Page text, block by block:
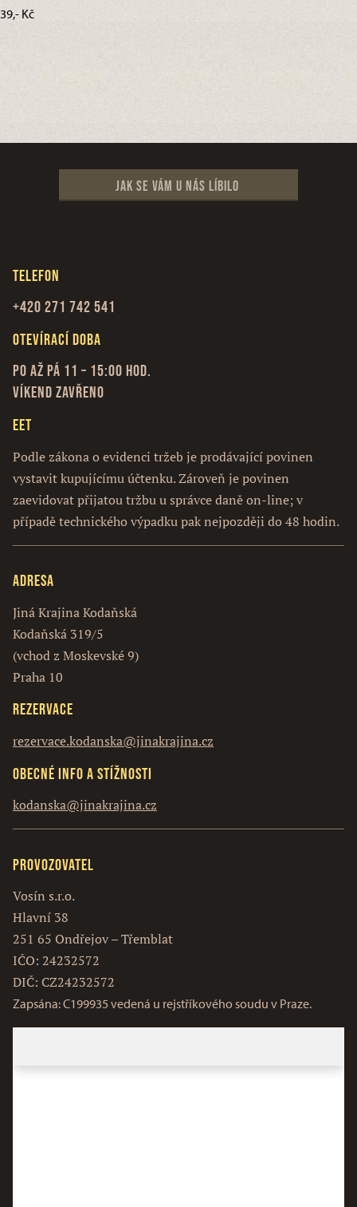
39,- Kč
Jak se vám u nás líbilo
Telefon
+420 271 742 541
Otevírací doba
Po až Pá 11 – 15:00 hod.
Víkend zavřeno
EET
Podle zákona o evidenci tržeb je prodávající povinen
vystavit kupujícímu účtenku. Zároveň je povinen
zaevidovat přijatou tržbu u správce daně on-line; v
případě technického výpadku pak nejpozději do 48 hodin.
Adresa
Jiná Krajina Kodaňská
Kodaňská 319/5
(vchod z Moskevské 9)
Praha 10
Rezervace
rezervace.kodanska@jinakrajina.cz
Obecné info a stížnosti
kodanska@jinakrajina.cz
Provozovatel
Vosín s.r.o.
Hlavní 38
251 65 Ondřejov – Třemblat
IČO: 24232572
DIČ: CZ24232572
Zapsána: C199935 vedená u rejstříkového soudu v Praze.